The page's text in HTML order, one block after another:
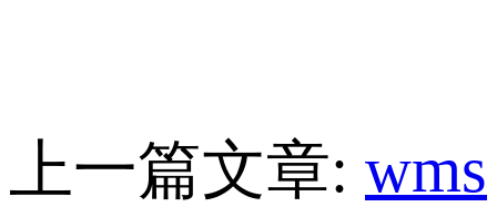
上一篇文章: wms